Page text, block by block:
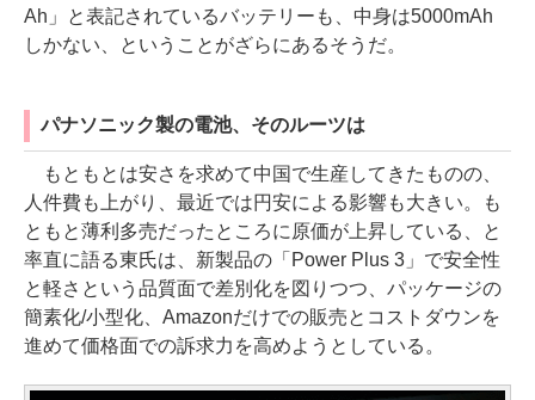
Ah」と表記されているバッテリーも、中身は5000mAh
しかない、ということがざらにあるそうだ。
パナソニック製の電池、そのルーツは
もともとは安さを求めて中国で生産してきたものの、
人件費も上がり、最近では円安による影響も大きい。も
ともと薄利多売だったところに原価が上昇している、と
率直に語る東氏は、新製品の「Power Plus 3」で安全性
と軽さという品質面で差別化を図りつつ、パッケージの
簡素化/小型化、Amazonだけでの販売とコストダウンを
進めて価格面での訴求力を高めようとしている。